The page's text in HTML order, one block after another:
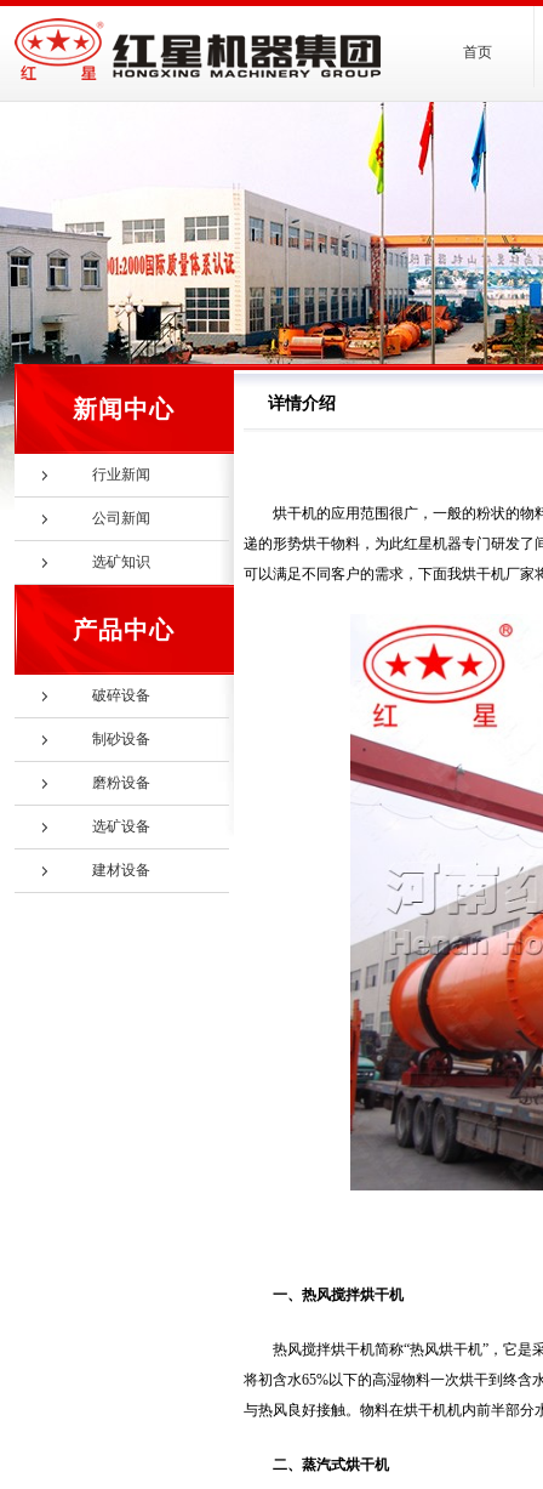
首页
新闻中心
行业新闻
公司新闻
选矿知识
产品中心
破碎设备
制砂设备
磨粉设备
选矿设备
建材设备
详情介绍
烘干机的应用范围很广，一般的粉状的
递的形势烘干物料，为此红星机器专门研发
可以满足不同客户的需求，下面我烘干机厂家
一、热风搅拌烘干机
热风搅拌烘干机简称“热风烘干机”，它
将初含水65%以下的高湿物料一次烘干到终含
与热风良好接触。物料在烘干机机内前半部
二、蒸汽式烘干机